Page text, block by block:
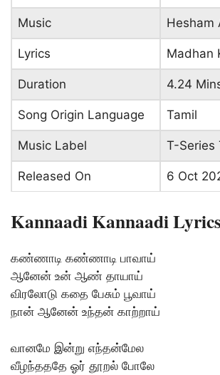
Music Hesham
Lyrics Madhan
Duration 4.24
Song Origin Language Tamil
Music Label T-Series
Released On 6 Oct
Kannaadi Kannaadi
கண்ணாடி கண்ணாடி பாவாய்
ஆனேன் உன் ஆண் தாயாய்
விரலோடு கதை பேசும் பூவாய்
நான் ஆனேன் உந்தன் காற்றாய்
வானமே இன்று எந்தன்மேல
வீழந்தததே ஓர் தூறல் போலே